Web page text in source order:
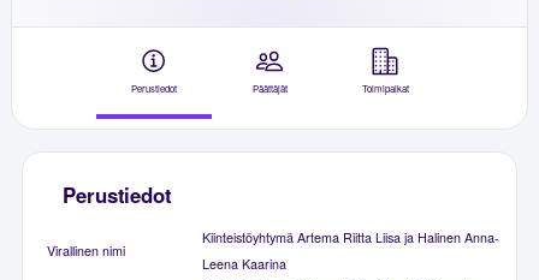
Perustiedot Päättäjät Toimipaikat
Perustiedot
Virallinen nimi
Kiinteistöyhtymä Artema Riitta Liisa ja Halinen Anna-
Leena Kaarina